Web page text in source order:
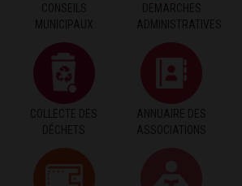
CONSEILS
MUNICIPAUX
DEMARCHES
ADMINISTRATIVES
COLLECTE DES
DÉCHETS
ANNUAIRE DES
ASSOCIATIONS